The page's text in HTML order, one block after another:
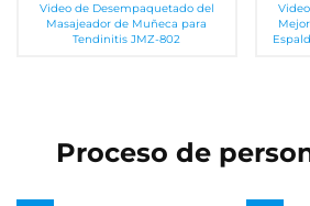
Video de Desempaquetado del
Masajeador de Muñeca para
Tendinitis JMZ-802
Proceso de